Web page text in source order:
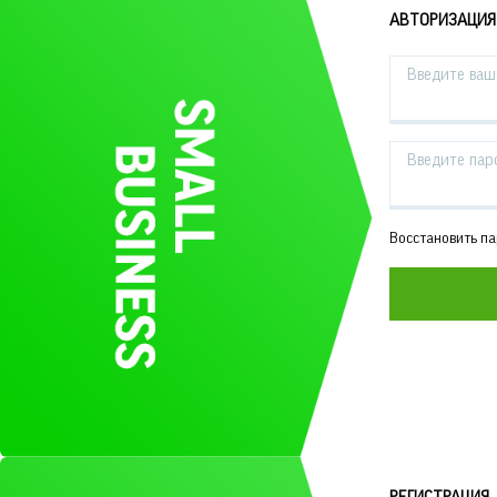
АВТОРИЗАЦИЯ
Введите
Введите
Восстановить